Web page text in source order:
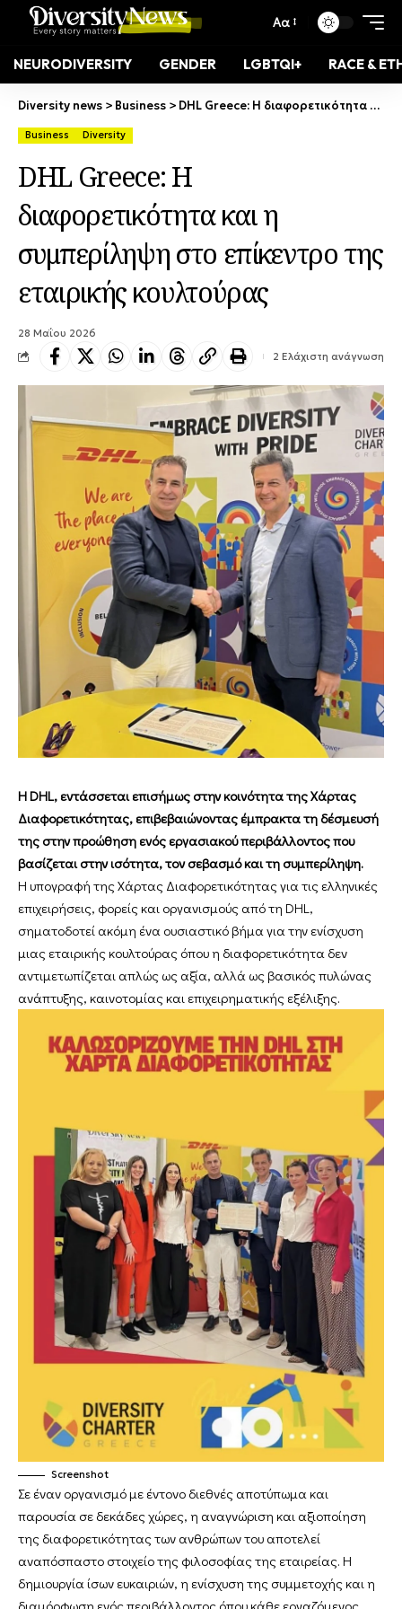
Αα
NEURODIVERSITY GENDER LGBTQI+ RACE &
Diversity news > Business > DHL Greece: Η διαφορετικότητα και η συμπερίληψη στο επίκεντρο της εταιρικής κουλτούρας
Business Diversity
DHL Greece: Η
διαφορετικότητα και η
συμπερίληψη στο επίκεντρο της
εταιρικής κουλτούρας
28 Μαΐου 2026
2 Ελάχιστη ανάγνωση
Η DHL, εντάσσεται επισήμως στην κοινότητα της Χάρτας
Διαφορετικότητας, επιβεβαιώνοντας έμπρακτα τη δέσμευσή
της στην προώθηση ενός εργασιακού περιβάλλοντος που
βασίζεται στην ισότητα, τον σεβασμό και τη συμπερίληψη.
Η υπογραφή της Χάρτας Διαφορετικότητας για τις ελληνικές
επιχειρήσεις, φορείς και οργανισμούς από τη DHL,
σηματοδοτεί ακόμη ένα ουσιαστικό βήμα για την ενίσχυση
μιας εταιρικής κουλτούρας όπου η διαφορετικότητα δεν
αντιμετωπίζεται απλώς ως αξία, αλλά ως βασικός πυλώνας
ανάπτυξης, καινοτομίας και επιχειρηματικής εξέλιξης.
Screenshot
Σε έναν οργανισμό με έντονο διεθνές αποτύπωμα και
παρουσία σε δεκάδες χώρες, η αναγνώριση και αξιοποίηση
της διαφορετικότητας των ανθρώπων του αποτελεί
αναπόσπαστο στοιχείο της φιλοσοφίας της εταιρείας. Η
δημιουργία ίσων ευκαιριών, η ενίσχυση της συμμετοχής και η